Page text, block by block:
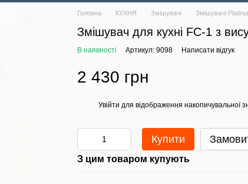
Головна КУХНЯ Змішувачі Змішувачі
Змішувач для кухні FC-1 з
В наявності Артикул: 9098 Написати відгук
2 430 грн
Увійти для відображення накопичувальної
Купити
З цим товаром купують